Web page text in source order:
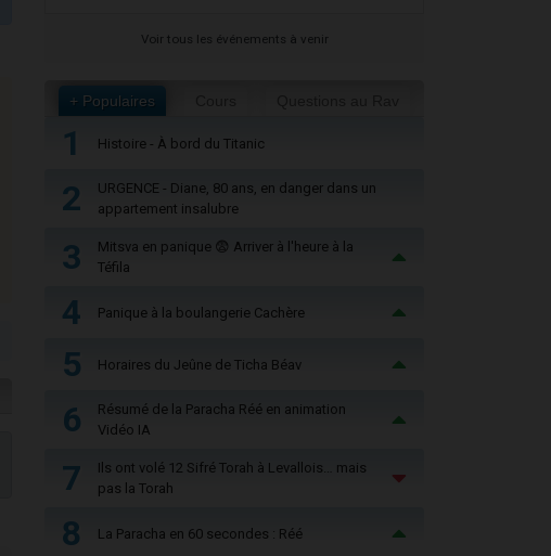
Voir tous les événements à venir
+ Populaires
1 Histoire - À bord du Titanic
2
URGENCE - Diane, 80 ans, en danger dans un
appartement insalubre
3
Mitsva en panique 😨 Arriver à l'heure à la
Téfila
4 Panique à la boulangerie Cachère
5 Horaires du Jeûne de Ticha Béav
6
Résumé de la Paracha Réé en animation
Vidéo IA
7
Ils ont volé 12 Sifré Torah à Levallois… mais
pas la Torah
8 La Paracha en 60 secondes : Réé